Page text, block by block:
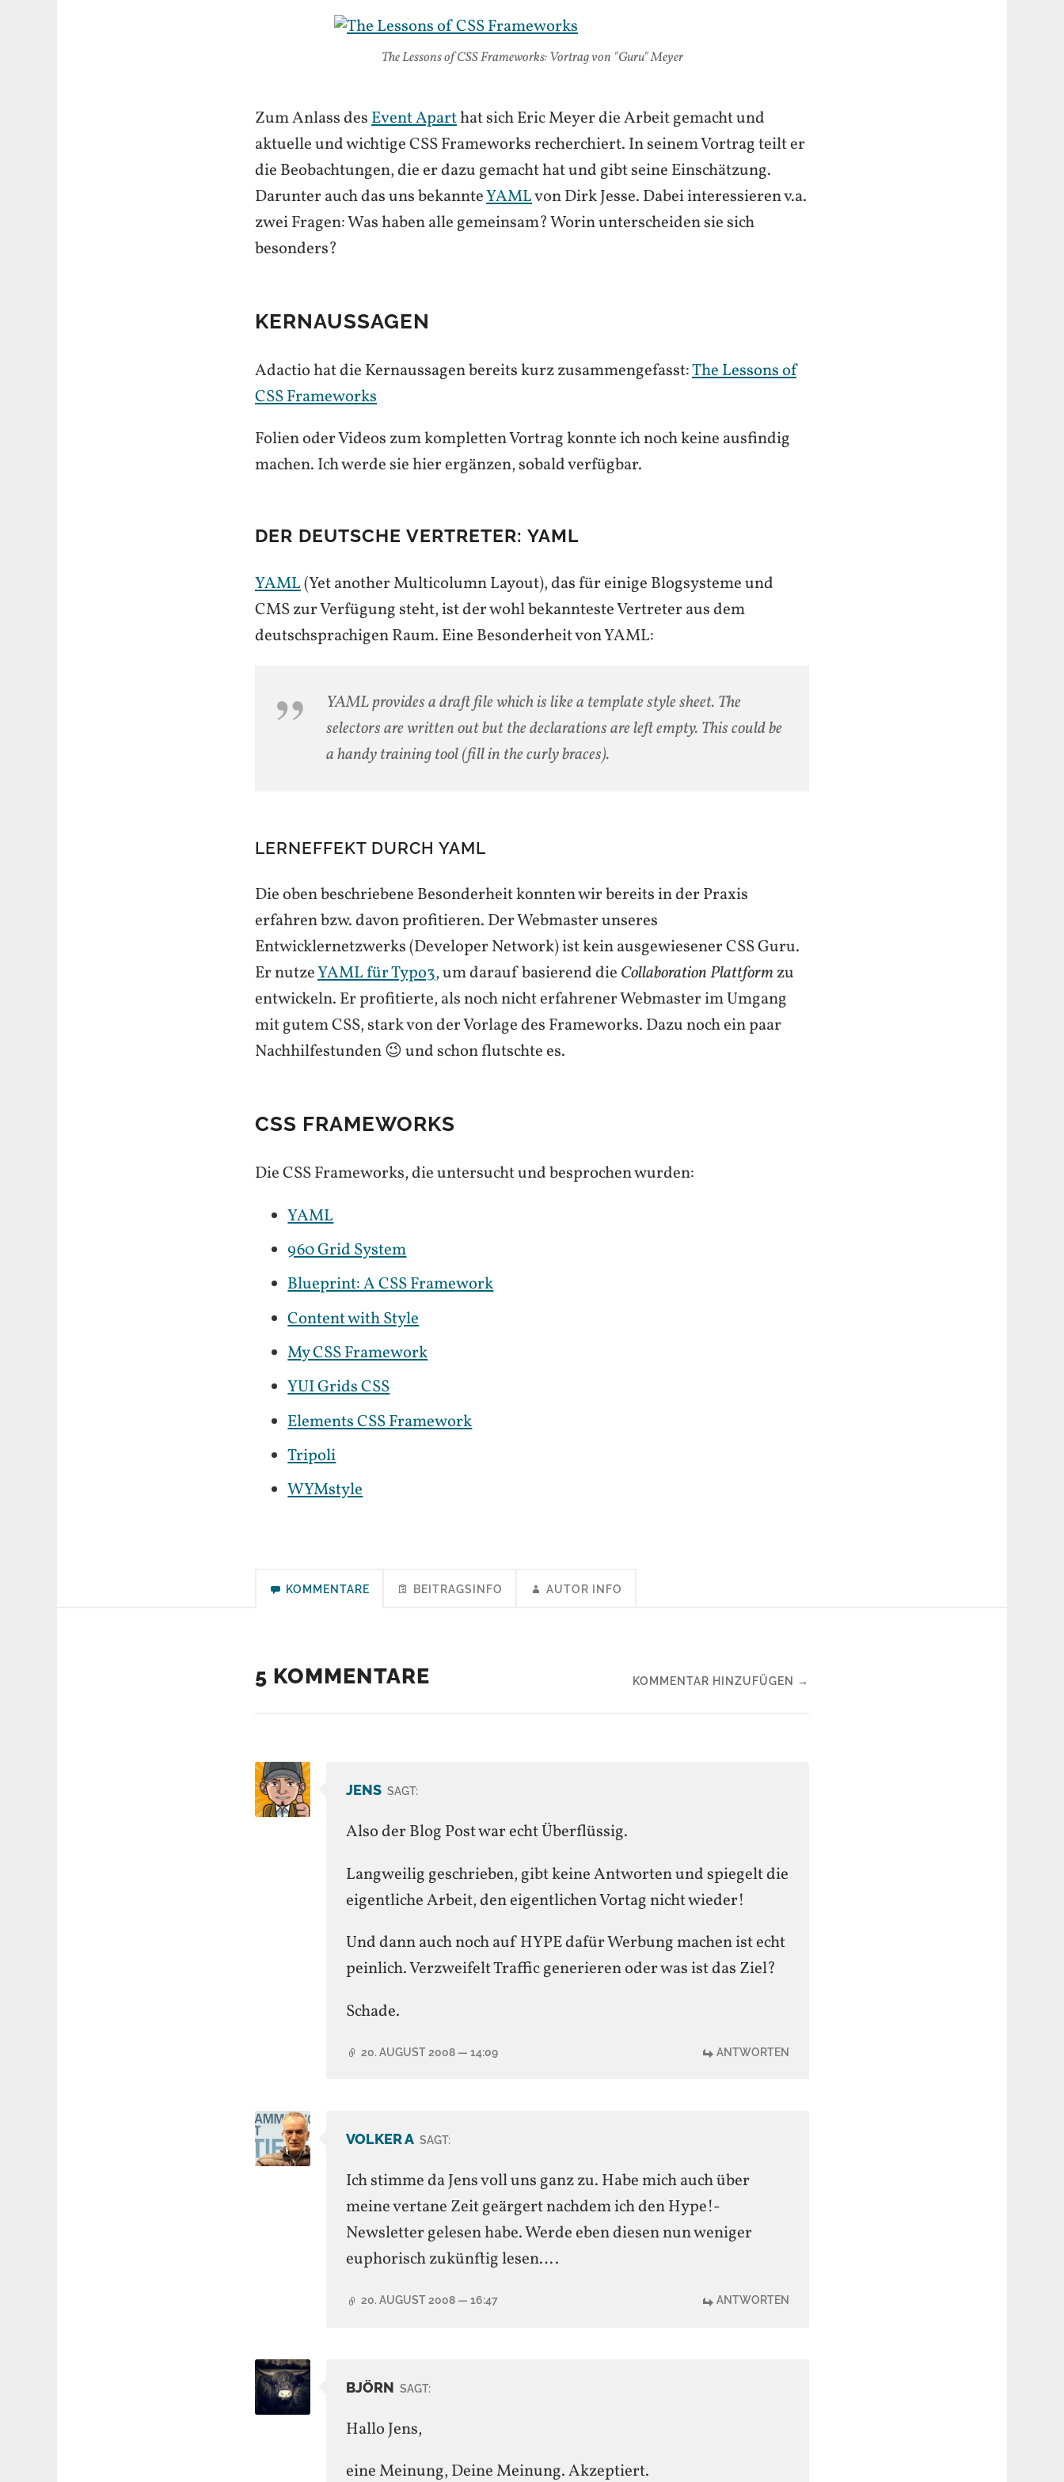
The Lessons of CSS Frameworks: Vortrag von "Guru" Meyer
Zum Anlass des Event Aparthat sich Eric Meyer die Arbeit gemacht und
aktuelle und wichtige CSS Frameworks recherchiert. In seinem Vortrag teilt er
die Beobachtungen, die er dazu gemacht hat und gibt seine Einschätzung.
Darunter auch das uns bekannteYAMLvon Dirk Jesse. Dabei interessieren v.a.
zwei Fragen: Was haben alle gemeinsam? Worin unterscheiden sie sich
besonders?
KERNAUSSAGEN
Adactio hat die Kernaussagen bereits kurz zusammengefasst:The Lessons of
CSS Frameworks
Folien oder Videos zum kompletten Vortrag konnte ich noch keine ausfindig
machen. Ich werde sie hier ergänzen, sobald verfügbar.
DER DEUTSCHE VERTRETER: YAML
YAML(Yet another Multicolumn Layout), das für einige Blogsysteme und
CMS zur Verfügung steht, ist der wohl bekannteste Vertreter aus dem
deutschsprachigen Raum. Eine Besonderheit von YAML:
YAML provides a draft file which is like a template style sheet. The
selectors are written out but the declarations are left empty. This could be
a handy training tool (fill in the curly braces).
LERNEFFEKT DURCH YAML
Die oben beschriebene Besonderheit konnten wir bereits in der Praxis
erfahren bzw. davon profitieren. Der Webmaster unseres
Entwicklernetzwerks (Developer Network) ist kein ausgewiesener CSS Guru.
Er nutzeYAML für Typo3, um darauf basierend die Collaboration Plattform zu
entwickeln. Er profitierte, als noch nicht erfahrener Webmaster im Umgang
mit gutem CSS, stark von der Vorlage des Frameworks. Dazu noch ein paar
Nachhilfestunden 😉 und schon flutschte es.
CSS FRAMEWORKS
Die CSS Frameworks, die untersucht und besprochen wurden:
YAML
960 Grid System
Blueprint: A CSS Framework
Content with Style
My CSS Framework
YUI Grids CSS
Elements CSS Framework
Tripoli
WYMstyle
KOMMENTARE BEITRAGSINFO AUTOR INFO
5 KOMMENTARE KOMMENTAR HINZUFÜGEN →
JENS SAGT:
Also der Blog Post war echt Überflüssig.
Langweilig geschrieben, gibt keine Antworten und spiegelt die
eigentliche Arbeit, den eigentlichen Vortag nicht wieder!
Und dann auch noch auf HYPE dafür Werbung machen ist echt
peinlich. Verzweifelt Traffic generieren oder was ist das Ziel?
Schade.
20. AUGUST 2008 — 14:09 ANTWORTEN
VOLKER A SAGT:
Ich stimme da Jens voll uns ganz zu. Habe mich auch über
meine vertane Zeit geärgert nachdem ich den Hype!-
Newsletter gelesen habe. Werde eben diesen nun weniger
euphorisch zukünftig lesen….
20. AUGUST 2008 — 16:47 ANTWORTEN
BJÖRN SAGT:
Hallo Jens,
eine Meinung, Deine Meinung. Akzeptiert.